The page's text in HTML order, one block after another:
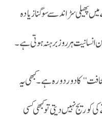
پھیلی سڑاند سے سو گنا زیادہ
ہر روز برہنہ ہوتی ہے۔
کا دور دورہ ہے۔ کبھی یہ
نہیں دیتی توکبھی کسی